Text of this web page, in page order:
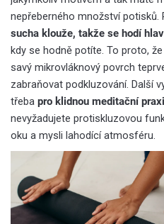
nepřeberného množství potisků.
sucha klouže, takže se hodí
kdy se hodně potíte. To proto,
savý mikrovláknový povrch
zabraňovat podkluzování. Další
třeba pro klidnou meditační
nevyžadujete protiskluzovou
oku a mysli lahodící atmosféru.